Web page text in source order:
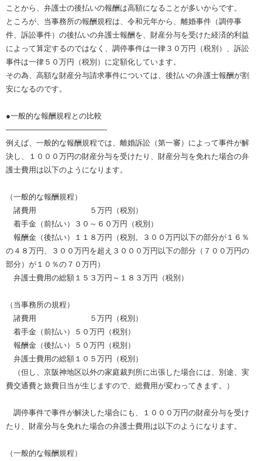
ことから、弁護士の後払いの報酬は高額になることが多いからです。
ところが、当事務所の報酬規程は、令和元年から、離婚事件（調停事
件、訴訟事件）の後払いの弁護士報酬を、財産分与を受けた経済的利益
によって算定するのではなく、調停事件は一律３０万円（税別）、訴訟
事件は一律５０万円（税別）に定額化しています。
その為、高額な財産分与請求事件については、後払いの弁護士報酬が割
安になるのです。
●一般的な報酬規程との比較
—————————————-
例えば、一般的な報酬規程では、離婚訴訟（第一審）によって事件が解
決し、１０００万円の財産分与を受けたり、財産分与を免れた場合の弁
護士費用は以下のようになります。
（一般的な報酬規程）
諸費用 ５万円（税別）
着手金（前払い）３０～６０万円（税別）
報酬金（後払い）１１８万円（税別。３００万円以下の部分が１６％
の４８万円、３００万円を超え３０００万円以下の部分（７００万円の
部分）が１０％の７０万円）
弁護士費用の総額１５３万円～１８３万円（税別）
（当事務所の規程）
諸費用 ５万円（税別）
着手金（前払い）５０万円（税別）
報酬金（後払い）５０万円（税別）
弁護士費用の総額１０５万円（税別）
（但し、京阪神地区以外の家庭裁判所に出張した場合には、別途、実
費交通費と旅費日当が生じますので、総費用が変わってきます。）
調停事件で事件が解決した場合にも、１０００万円の財産分与を受け
たり、財産分与を免れた場合の弁護士費用は以下のようになります。
（一般的な報酬規程）